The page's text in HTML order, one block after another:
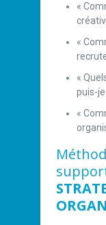
«
«
«
puis-
«